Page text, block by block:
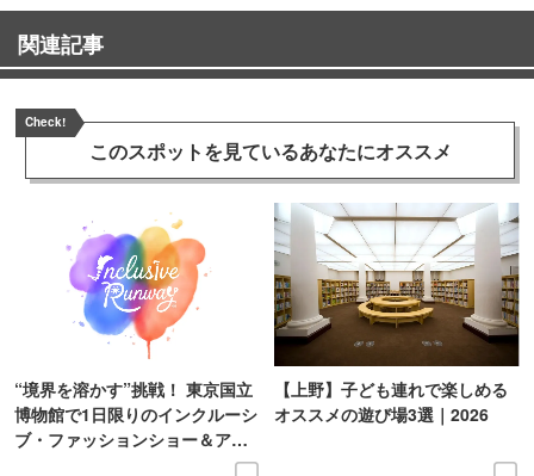
関連記事
Check!
このスポットを見ているあなたにオススメ
“境界を溶かす”挑戦！ 東京国立
博物館で1日限りのインクルーシ
ブ・ファッションショー＆アー
【上野】子ども連れで楽しめる
オススメの遊び場3選｜2026